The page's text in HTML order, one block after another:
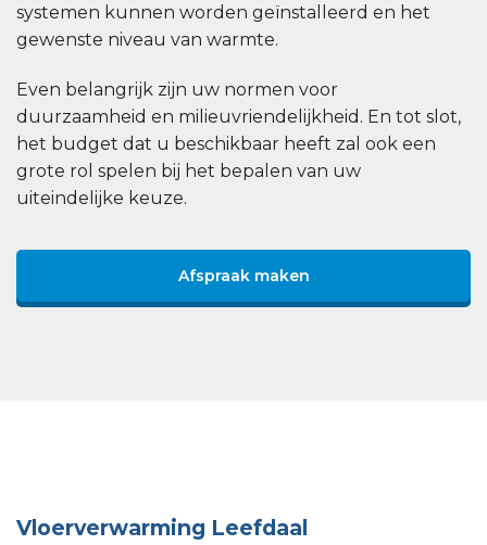
systemen kunnen worden geïnstalleerd en het
gewenste niveau van warmte.
Even belangrijk zijn uw normen voor
duurzaamheid en milieuvriendelijkheid. En tot slot,
het budget dat u beschikbaar heeft zal ook een
grote rol spelen bij het bepalen van uw
uiteindelijke keuze.
Afspraak maken
Vloerverwarming Leefdaal